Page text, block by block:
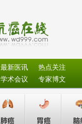
最新医讯
热点关注
学术会议
专家博文